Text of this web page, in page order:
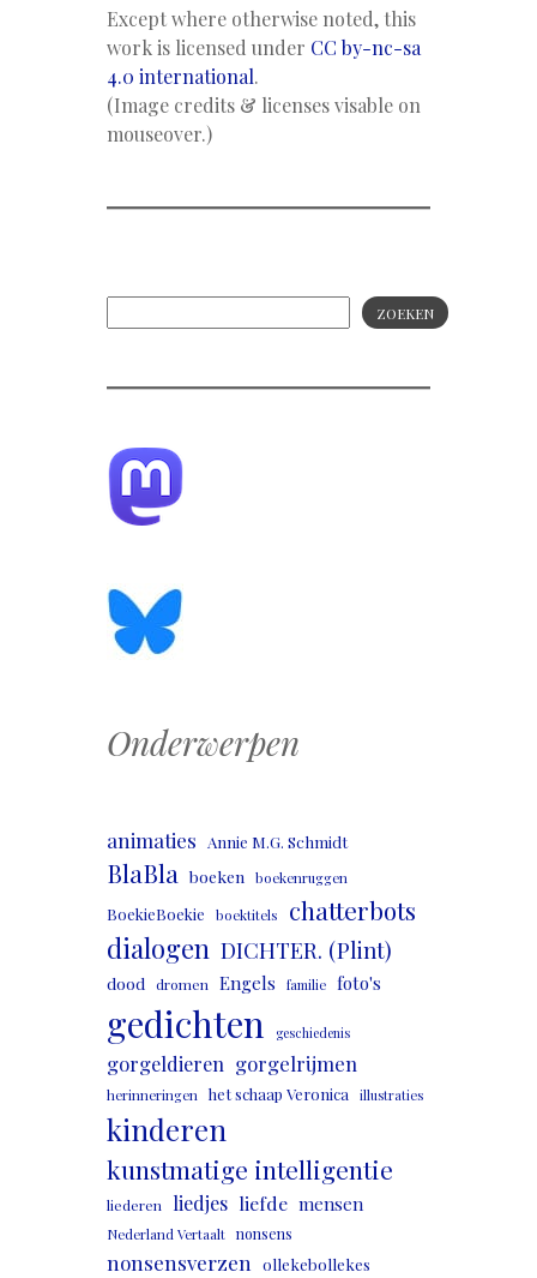
Except where otherwise noted, this
work is licensed under CC by-nc-sa
4.0 international.
(Image credits & licenses visable on
mouseover.)
ZOEKEN
Onderwerpen
animaties Annie M.G. Schmidt
BlaBla boeken boekenruggen
BoekieBoekie boektitels chatterbots
dialogen DICHTER. (Plint)
dood dromen Engels familie foto's
gedichten geschiedenis
gorgeldieren gorgelrijmen
herinneringen het schaap Veronica illustraties
kinderen
kunstmatige intelligentie
liederen liedjes liefde mensen
Nederland Vertaalt nonsens
nonsensverzen ollekebollekes